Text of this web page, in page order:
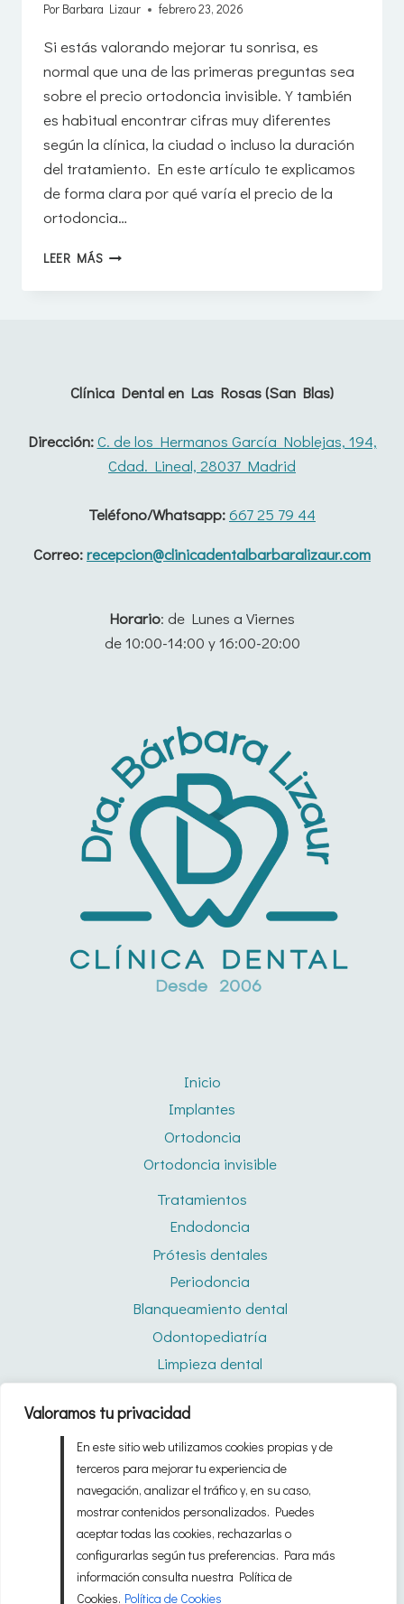
Valoramos tu privacidad
En este sitio web utilizamos cookies propias y de
terceros para mejorar tu experiencia de
navegación, analizar el tráfico y, en su caso,
mostrar contenidos personalizados. Puedes
aceptar todas las cookies, rechazarlas o
configurarlas según tus preferencias. Para más
información consulta nuestra Política de
Cookies. Política de Cookies
Por Barbara Lizaur febrero 23, 2026
Si estás valorando mejorar tu sonrisa, es
normal que una de las primeras preguntas sea
sobre el precio ortodoncia invisible. Y también
es habitual encontrar cifras muy diferentes
según la clínica, la ciudad o incluso la duración
del tratamiento. En este artículo te explicamos
de forma clara por qué varía el precio de la
ortodoncia…
LEER MÁSPOR
VARÍA
ORTODONCIA
Clínica Dental en Las Rosas (San Blas)
Dirección:C. de los Hermanos García Noblejas, 194,
Cdad. Lineal, 28037 Madrid
Teléfono/Whatsapp:667 25 79 44
Correo:recepcion@clinicadentalbarbaralizaur.com
Horario: de Lunes a Viernes
de 10:00-14:00 y 16:00-20:00
Inicio
Implantes
Ortodoncia
Ortodoncia invisible
Tratamientos
Endodoncia
Prótesis dentales
Periodoncia
Blanqueamiento dental
Odontopediatría
Limpieza dental
Quiénes somos
Blog
© 2026 Clínica Dental Bárbara Lizaur Hecho en los
estudios deOdontomarketing.